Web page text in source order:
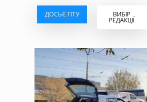
ДОСЬЄ ГІТУ ВИБІР
РЕДАКЦІЇ